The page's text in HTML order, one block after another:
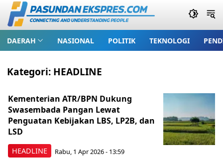
DAERAH NASIONAL POLITIK TEKNOLOGI
Kategori: HEADLINE
HEADLINE
Kementerian ATR/BPN Dukung
Swasembada Pangan Lewat
Penguatan Kebijakan LBS, LP2B, dan
LSD
Rabu, 1 Apr 2026 - 13:59